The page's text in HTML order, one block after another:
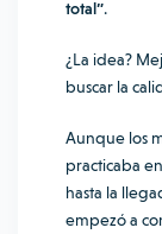
total”.
¿La idea?
buscar la
Aunque los
practicaba
hasta la
empezó a